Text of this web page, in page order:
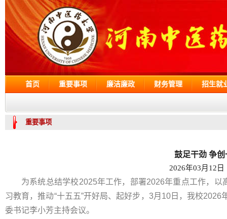
首页 重要事项 廉洁廉政 财务管理 招生就
重要事项
鼓足干劲 争创
2026年03月12日
为系统总结学校2025年工作，部署2026年重点工作，
习教育，推动“十五五”开好局、起好步，3月10日，我校
委书记李小芳主持会议。